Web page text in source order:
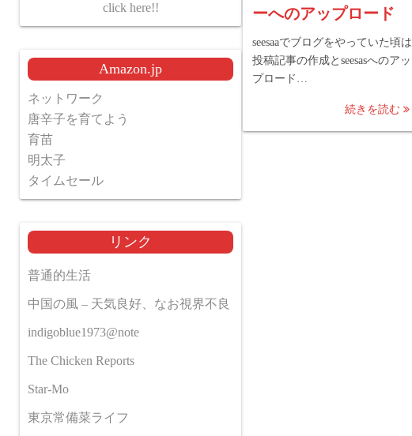
ーへのアップロード
seesaaでブログをやっていた頃は
投稿記事の作成とseesasへのアッ
プロード…
続きを読む
click here!!
Amazon.jp
ネットワーク
唐辛子を育てよう
育苗
明太子
タイムセール
リンク
普通的生活
中国の風 – 天気良好、なお視界不良
indigoblue1973@note
The Chicken Reports
Star-Mo
東京常備菜ライフ